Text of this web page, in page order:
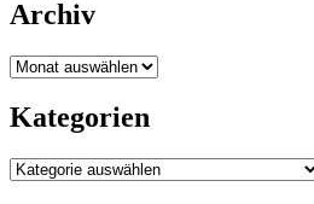
Archiv
Archiv
Kategorien
Kategorien